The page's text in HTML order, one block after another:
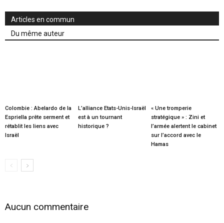
Articles en commun
Du même auteur
Colombie : Abelardo de la
Espriella prête serment et
rétablit les liens avec
Israël
L’alliance Etats-Unis-Israël
est à un tournant
historique ?
« Une tromperie
stratégique » : Zini et
l’armée alertent le cabinet
sur l’accord avec le
Hamas
Aucun commentaire